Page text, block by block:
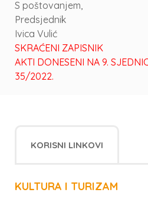
S poštovanjem,
Predsjednik
Ivica Vulić
SKRAĆENI ZAPISNIK
AKTI DONESENI NA 9.
35/2022.
KORISNI LINKOVI
KULTURA I TURIZAM